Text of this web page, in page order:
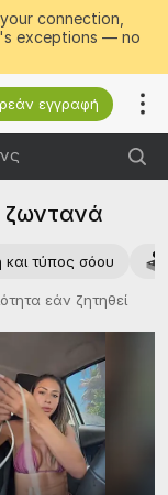
connection,
exceptions — no
εγγραφή
ζωντανά
και τύπος σόου
εάν ζητηθεί